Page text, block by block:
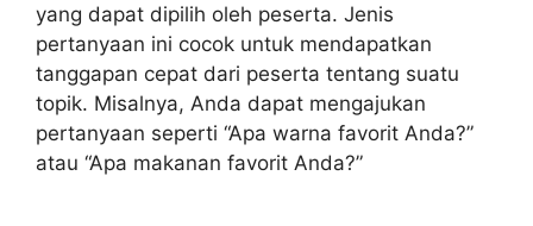
yang dapat dipilih oleh peserta. Jenis
pertanyaan ini cocok untuk mendapatkan
tanggapan cepat dari peserta tentang suatu
topik. Misalnya, Anda dapat mengajukan
pertanyaan seperti “Apa warna favorit Anda?”
atau “Apa makanan favorit Anda?”